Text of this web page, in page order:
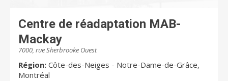
Centre de réadaptation MAB-
Mackay
7000, rue Sherbrooke Ouest
Région: Côte-des-Neiges - Notre-Dame-de-Grâce,
Montréal